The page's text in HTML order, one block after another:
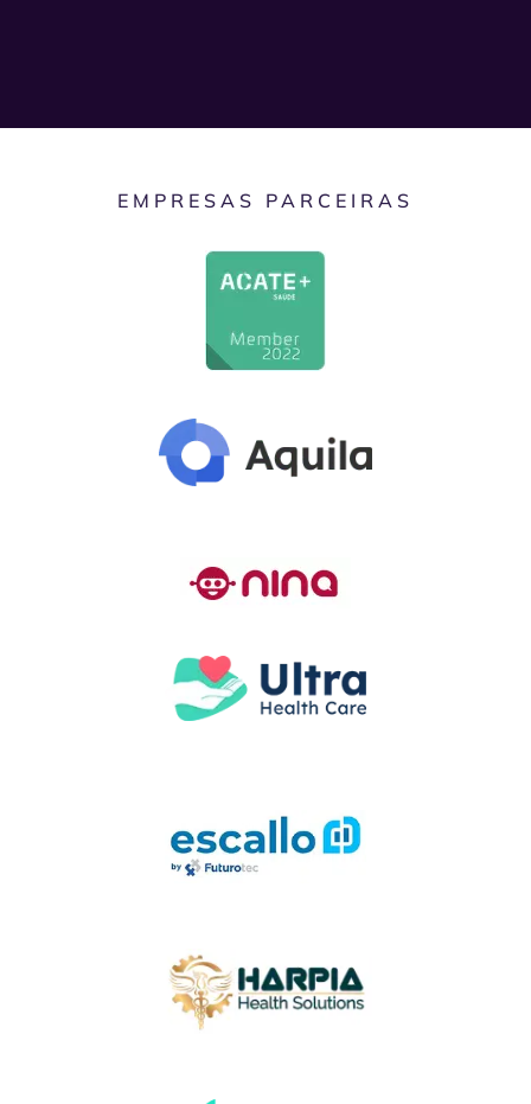
EMPRESAS PARCEIRAS